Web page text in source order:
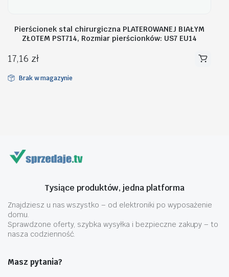
Pierścionek stal chirurgiczna PLATEROWANEJ BIAŁYM
ZŁOTEM PST714, Rozmiar pierścionków: US7 EU14
17,16 zł
Brak w magazynie
Tysiące produktów, jedna platforma
Znajdziesz u nas wszystko – od elektroniki po wyposażenie
domu.
Sprawdzone oferty, szybka wysyłka i bezpieczne zakupy – to
nasza codzienność.
Masz pytania?